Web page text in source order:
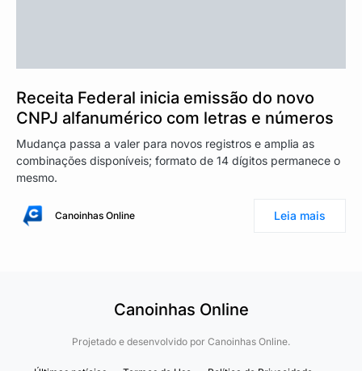
Receita Federal inicia emissão do novo
CNPJ alfanumérico com letras e números
Mudança passa a valer para novos registros e amplia as
combinações disponíveis; formato de 14 dígitos permanece o
mesmo.
Canoinhas Online Leia mais
Canoinhas Online
Projetado e desenvolvido por Canoinhas Online.